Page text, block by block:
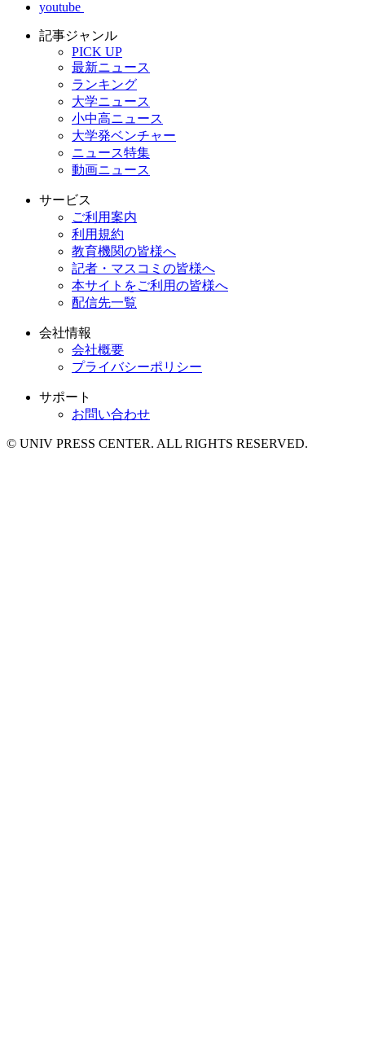
youtube
記事ジャンル
PICK UP
最新ニュース
ランキング
大学ニュース
小中高ニュース
大学発ベンチャー
ニュース特集
動画ニュース
サービス
ご利用案内
利用規約
教育機関の皆様へ
記者・マスコミの皆様へ
本サイトをご利用の皆様へ
配信先一覧
会社情報
会社概要
プライバシーポリシー
サポート
お問い合わせ
© UNIV PRESS CENTER. ALL RIGHTS RESERVED.